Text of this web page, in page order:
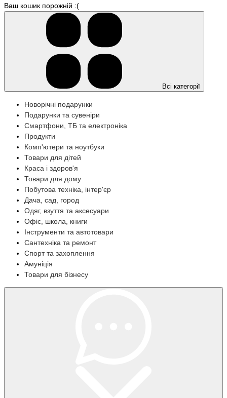
Ваш кошик порожній :(
Всі категорії
Новорічні подарунки
Подарунки та сувеніри
Смартфони, ТБ та електроніка
Продукти
Комп'ютери та ноутбуки
Товари для дітей
Краса і здоров'я
Товари для дому
Побутова техніка, інтер'єр
Дача, сад, город
Одяг, взуття та аксесуари
Офіс, школа, книги
Інструменти та автотовари
Сантехніка та ремонт
Спорт та захоплення
Амуніція
Товари для бізнесу